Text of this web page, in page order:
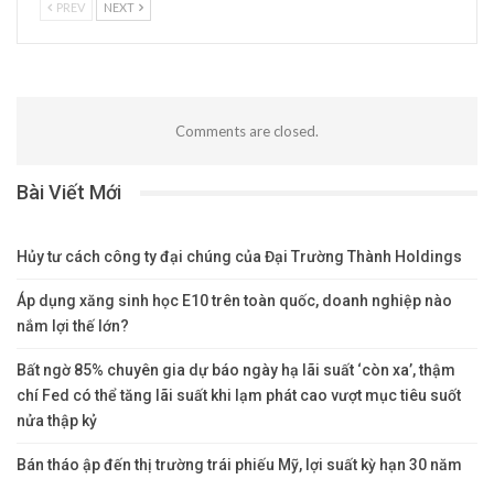
PREV NEXT
Comments are closed.
Bài Viết Mới
Hủy tư cách công ty đại chúng của Đại Trường Thành Holdings
Áp dụng xăng sinh học E10 trên toàn quốc, doanh nghiệp nào
nắm lợi thế lớn?
Bất ngờ 85% chuyên gia dự báo ngày hạ lãi suất ‘còn xa’, thậm
chí Fed có thể tăng lãi suất khi lạm phát cao vượt mục tiêu suốt
nửa thập kỷ
Bán tháo ập đến thị trường trái phiếu Mỹ, lợi suất kỳ hạn 30 năm